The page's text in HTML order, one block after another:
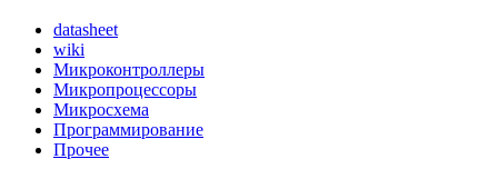
datasheet
wiki
Микроконтроллеры
Микропроцессоры
Микросхема
Программирование
Прочее